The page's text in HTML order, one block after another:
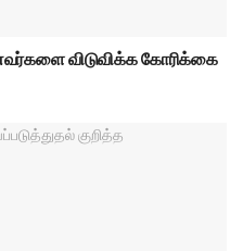
விடுவிக்க கோரிக்கை